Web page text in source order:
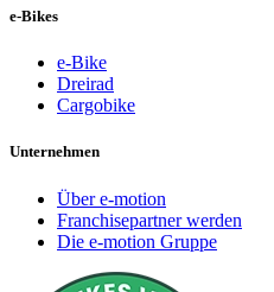
e-Bikes
e-Bike
Dreirad
Cargobike
Unternehmen
Über e-motion
Franchisepartner werden
Die e-motion Gruppe